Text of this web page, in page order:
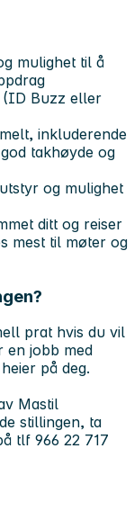
mulighet til å
(ID Buzz eller
inkluderende
takhøyde og
og mulighet
ditt og reiser
mest til møter og
prat hvis du vil
en jobb med
på deg.
Mastil
stillingen, ta
tlf 966 22 717